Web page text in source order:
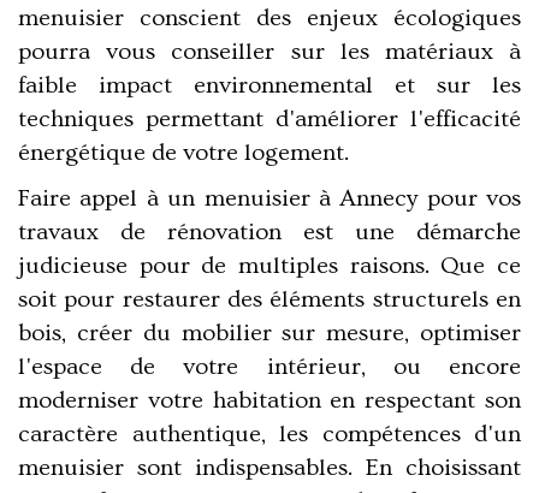
menuisier conscient des enjeux écologiques
pourra vous conseiller sur les matériaux à
faible impact environnemental et sur les
techniques permettant d'améliorer l'efficacité
énergétique de votre logement.
Faire appel à un menuisier à Annecy pour vos
travaux de rénovation est une démarche
judicieuse pour de multiples raisons. Que ce
soit pour restaurer des éléments structurels en
bois, créer du mobilier sur mesure, optimiser
l'espace de votre intérieur, ou encore
moderniser votre habitation en respectant son
caractère authentique, les compétences d'un
menuisier sont indispensables. En choisissant